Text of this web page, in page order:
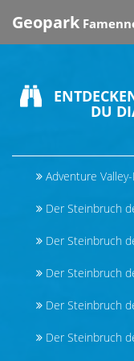
Geopark
DU
Adventure
Der Steinbruch
Der Steinbruch
Der Steinbruch
Der Steinbruch
Der Steinbruch